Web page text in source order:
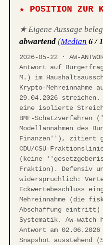
★ POSITION ZUR
★ Eigene Aussage
abwartend (Median 6 /
2026-05-22 · AW-
Antwort auf
M.) im
Krypto-Mehreinnahme
29.04.2026
eine isolierte
BMF-Schätzverfahren
Modellannahmen des
Finanzen''), zitiert
CDU/CSU-
(keine
Fraktion). Defensiv
widersprüchlich:
Eckwertebeschluss
Mehreinnahme (die
Abschaffung eintritt)
Systematik. Aw-
Antwort am
Snapshot ausstehend